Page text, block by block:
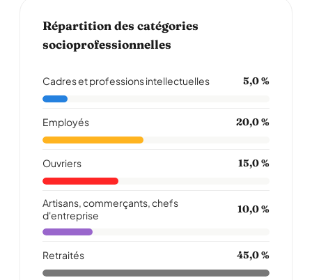
Répartition des catégories
socioprofessionnelles
Cadres et professions intellectuelles 5,0 %
Employés 20,0 %
Ouvriers 15,0 %
Artisans, commerçants, chefs
d'entreprise
10,0 %
Retraités 45,0 %